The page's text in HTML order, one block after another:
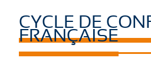
CYCLE DE
FRANÇAISE